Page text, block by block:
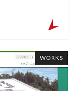
WORKS